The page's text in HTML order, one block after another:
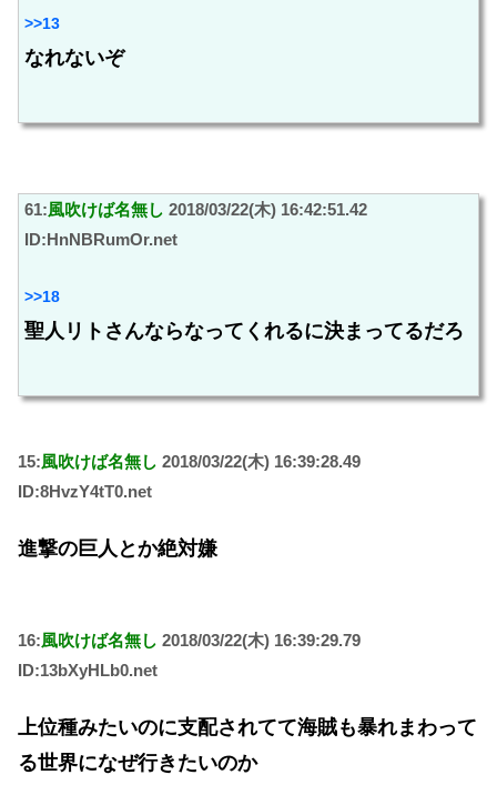
>>13
なれないぞ
61:風吹けば名無し 2018/03/22(木) 16:42:51.42
ID:HnNBRumOr.net
>>18
聖人リトさんならなってくれるに決まってるだろ
15:風吹けば名無し 2018/03/22(木) 16:39:28.49
ID:8HvzY4tT0.net
進撃の巨人とか絶対嫌
16:風吹けば名無し 2018/03/22(木) 16:39:29.79
ID:13bXyHLb0.net
上位種みたいのに支配されてて海賊も暴れまわって
る世界になぜ行きたいのか